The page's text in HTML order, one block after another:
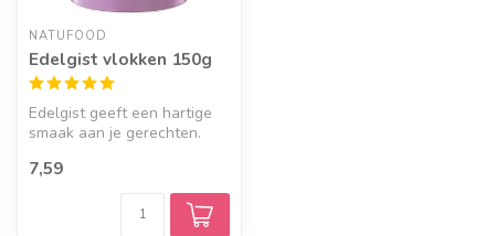
NATUFOOD
Edelgist vlokken 150g
Edelgist geeft een hartige
smaak aan je gerechten.
7,59